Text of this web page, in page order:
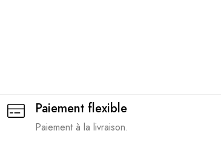
Paiement flexible
Paiement à la livraison.